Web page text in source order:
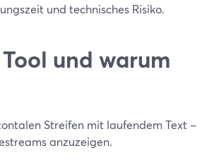
und technisches Risiko.
und warum
Streifen mit laufendem Text –
anzuzeigen.